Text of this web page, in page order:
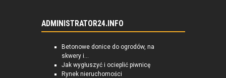
ADMINISTRATOR24.INFO
Betonowe donice do ogrodów, na
skwery i...
Jak wygłuszyć i ocieplić piwnicę
Rynek nieruchomości